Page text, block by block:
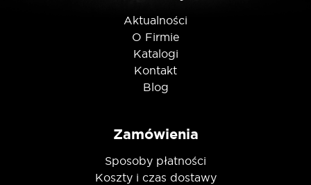
Aktualności
O Firmie
Katalogi
Kontakt
Blog
Zamówienia
Sposoby płatności
Koszty i czas dostawy